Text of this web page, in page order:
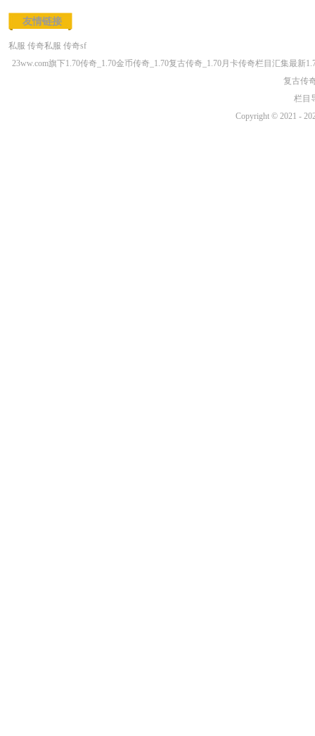
友情链接
私服 传奇私服 传奇sf
23ww.com旗下1.70传奇_1.70金币传奇_1.70复古传奇_1.70月卡传奇栏目汇集最新
复古传
栏目
Copyright © 2021 -